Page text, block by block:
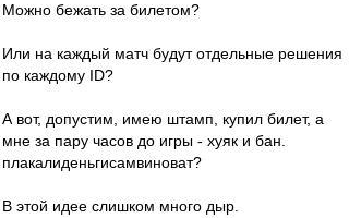
Можно бежать за билетом?
Или на каждый матч будут отдельные решения
по каждому ID?
А вот, допустим, имею штамп, купил билет, а
мне за пару часов до игры - хуяк и бан.
плакалиденьгисамвиноват?
В этой идее слишком много дыр.